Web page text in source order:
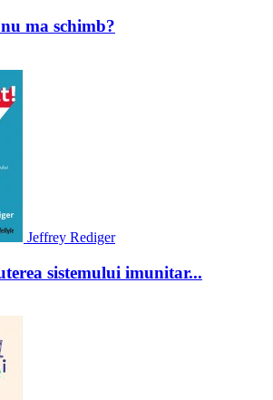
ma schimb?
Jeffrey Rediger
sistemului imunitar...